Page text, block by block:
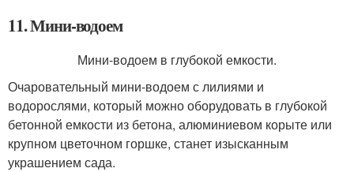
11. Мини-водоем
Мини-водоем в глубокой емкости.
Очаровательный мини-водоем с лилиями и
водорослями, который можно оборудовать в глубокой
бетонной емкости из бетона, алюминиевом корыте или
крупном цветочном горшке, станет изысканным
украшением сада.